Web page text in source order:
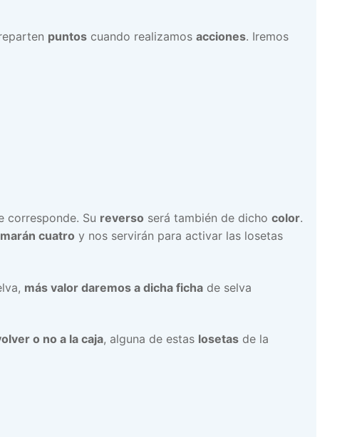
puntos cuando realizamos acciones. Iremos
corresponde. Su reverso será también de dicho color.
cuatro y nos servirán para activar las losetas
más valor daremos a dicha ficha de selva
o no a la caja, alguna de estas losetas de la